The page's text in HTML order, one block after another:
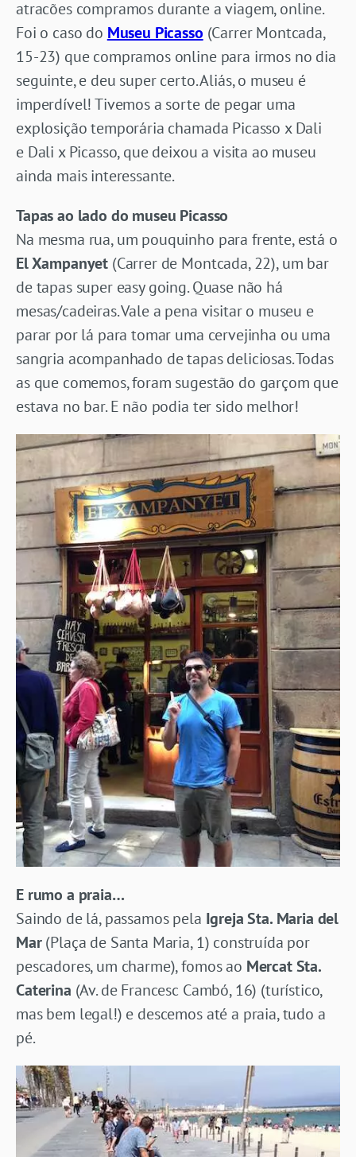
atracões compramos durante a viagem, online.
Foi o caso do Museu Picasso (Carrer Montcada,
15-23) que compramos online para irmos no dia
seguinte, e deu super certo. Aliás, o museu é
imperdível! Tivemos a sorte de pegar uma
explosição temporária chamada Picasso x Dali
e Dali x Picasso, que deixou a visita ao museu
ainda mais interessante.
Tapas ao lado do museu Picasso
Na mesma rua, um pouquinho para frente, está o
El Xampanyet (Carrer de Montcada, 22), um bar
de tapas super easy going. Quase não há
mesas/cadeiras. Vale a pena visitar o museu e
parar por lá para tomar uma cervejinha ou uma
sangria acompanhado de tapas deliciosas. Todas
as que comemos, foram sugestão do garçom que
estava no bar. E não podia ter sido melhor!
E rumo a praia…
Saindo de lá, passamos pela Igreja Sta. Maria del
Mar(Plaça de Santa Maria, 1) construída por
pescadores, um charme), fomos ao Mercat Sta.
Caterina (Av. de Francesc Cambó, 16) (turístico,
mas bem legal!) e descemos até a praia, tudo a
pé.